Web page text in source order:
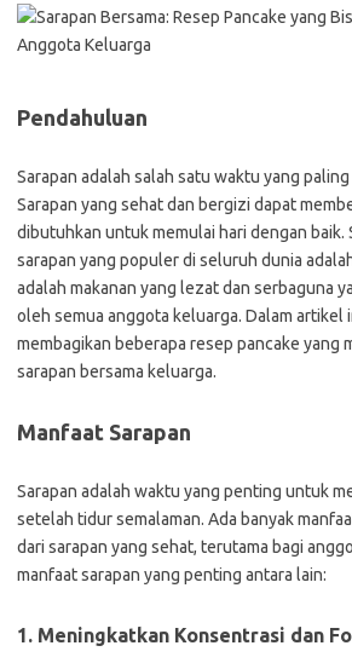
Pendahuluan
Sarapan adalah salah satu waktu yang
Sarapan yang sehat dan bergizi dapat
dibutuhkan untuk memulai hari dengan baik.
sarapan yang populer di seluruh dunia
adalah makanan yang lezat dan serbaguna
oleh semua anggota keluarga. Dalam artikel
membagikan beberapa resep pancake yang
sarapan bersama keluarga.
Manfaat Sarapan
Sarapan adalah waktu yang penting untuk
setelah tidur semalaman. Ada banyak
dari sarapan yang sehat, terutama bagi
manfaat sarapan yang penting antara lain:
1. Meningkatkan Konsentrasi dan